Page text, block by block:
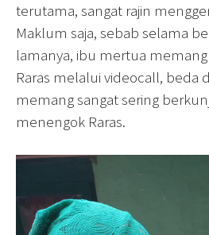
terutama, sangat rajin
Maklum saja, sebab selama
lamanya, ibu mertua
Raras melalui videocall, beda
memang sangat sering
menengok Raras.